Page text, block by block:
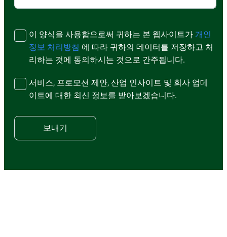
이 양식을 사용함으로써 귀하는 본 웹사이트가 개인
정보 처리방침 에 따라 귀하의 데이터를 저장하고 처
리하는 것에 동의하시는 것으로 간주됩니다.
서비스, 프로모션 제안, 산업 인사이트 및 회사 업데
이트에 대한 최신 정보를 받아보겠습니다.
보내기